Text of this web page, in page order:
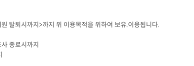
회원 탈퇴시까지>까지 위 이용목적을 위하여 보유.이용됩니다.
사·조사 종료시까지
까지